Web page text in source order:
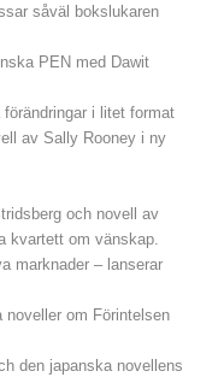
såväl bokslukaren
PEN med Dawit
i litet format
av Sally Rooney i ny
och novell av
kvartett om vänskap.
marknader – lanserar
noveller om Förintelsen
den japanska novellens